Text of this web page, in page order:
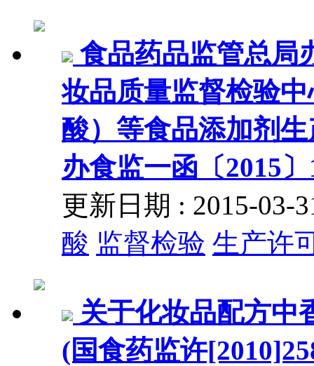
食品药品监管总局
妆品质量监督检验
酸）等食品添加剂
办食监一函〔2015
更新日期 : 2015-03-
酸 监督检验 生产许
关于化妆品配方中
(国食药监许